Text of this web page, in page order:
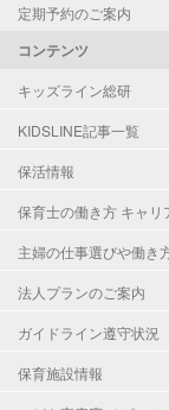
定期予約のご案内
コンテンツ
キッズライン総研
KIDSLINE記事一覧
保活情報
保育士の働き方 キャリ
主婦の仕事選びや働き
法人プランのご案内
ガイドライン遵守状況
保育施設情報